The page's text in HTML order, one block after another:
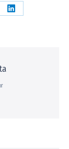
Compartilhar